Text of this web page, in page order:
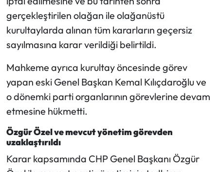
gerçekleştirilen olağan ile olağanüstü
kurultaylarda alınan tüm kararların geçersiz
sayılmasına karar verildiği belirtildi.
Mahkeme ayrıca kurultay öncesinde görev
yapan eski Genel Başkan Kemal Kılıçdaroğlu ve
o dönemki parti organlarının görevlerine devam
etmesine hükmetti.
Özgür Özel ve mevcut yönetim görevden
uzaklaştırıldı
Karar kapsamında CHP Genel Başkanı Özgür